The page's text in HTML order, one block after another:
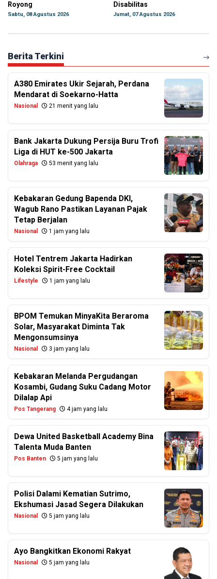
Royong
Sabtu, 08 Agustus 2026
Disabilitas
Jumat, 07 Agustus 2026
Berita Terkini
A380 Emirates Ukir Sejarah, Perdana
Mendarat di Soekarno-Hatta
Nasional 21 menit yang lalu
Bank Jakarta Dukung Persija Buru Trofi
Liga di HUT ke-500 Jakarta
Olahraga 53 menit yang lalu
Kebakaran Gedung Bapenda DKI,
Wagub Rano Pastikan Layanan Pajak
Tetap Berjalan
Nasional 1 jam yang lalu
Hotel Tentrem Jakarta Hadirkan
Koleksi Spirit-Free Cocktail
Lifestyle 1 jam yang lalu
BPOM Temukan MinyaKita Beraroma
Solar, Masyarakat Diminta Tak
Mengonsumsinya
Nasional 3 jam yang lalu
Kebakaran Melanda Pergudangan
Kosambi, Gudang Suku Cadang Motor
Dilalap Api
Pos Tangerang 4 jam yang lalu
Dewa United Basketball Academy Bina
Talenta Muda Banten
Pos Banten 5 jam yang lalu
Polisi Dalami Kematian Sutrimo,
Ekshumasi Jasad Segera Dilakukan
Nasional 5 jam yang lalu
Ayo Bangkitkan Ekonomi Rakyat
Nasional 5 jam yang lalu